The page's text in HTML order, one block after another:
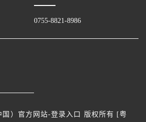
0755-8821-8986
国）官方网站-登录入口 版权所有 [粤